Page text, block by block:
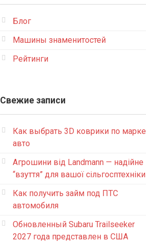
Блог
Машины знаменитостей
Рейтинги
Свежие записи
Как выбрать 3D коврики по марке
авто
Агрошини від Landmann — надійне
“взуття” для вашої сільгосптехніки
Как получить займ под ПТС
автомобиля
Обновленный Subaru Trailseeker
2027 года представлен в США